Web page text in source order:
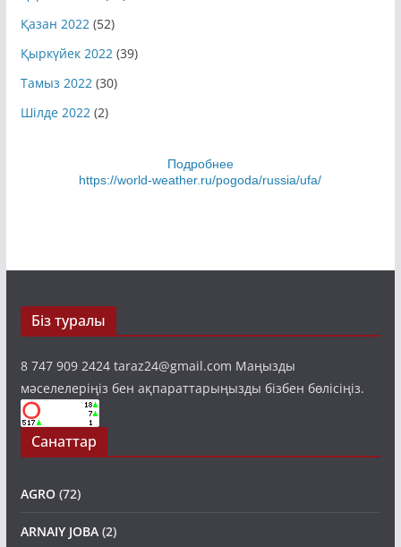
Қазан 2022 (52)
Қыркүйек 2022 (39)
Тамыз 2022 (30)
Шілде 2022 (2)
Подробнее
https://world-weather.ru/pogoda/russia/ufa/
Біз туралы
8 747 909 2424 taraz24@gmail.com Маңызды
мәселелеріңіз бен ақпараттарыңызды бізбен бөлісіңіз.
Санаттар
AGRO(72)
ARNAIY JOBA (2)